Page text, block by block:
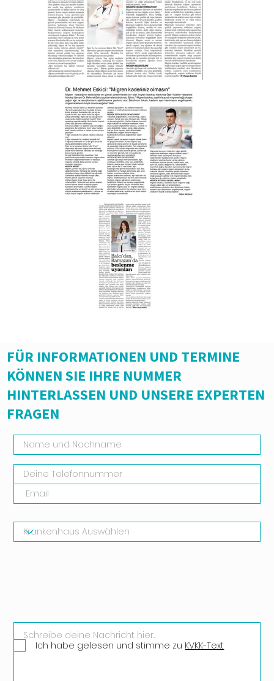
FÜR INFORMATIONEN UND TERMINE
KÖNNEN SIE IHRE NUMMER
HINTERLASSEN UND UNSERE EXPERTEN
FRAGEN
Ich habe gelesen und stimme zu KVKK-Text